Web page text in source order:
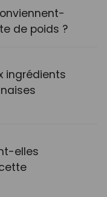
de poids ?
ingrédients
elles